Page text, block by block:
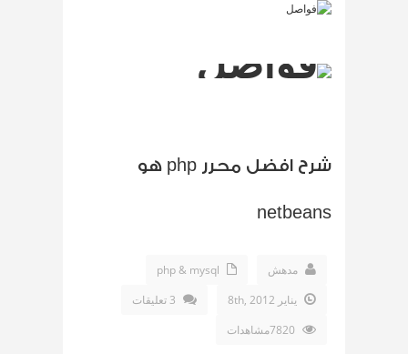
شرح افضل محرر php هو
netbeans
مدهش
php & mysql
يناير 8th, 2012
3 تعليقات